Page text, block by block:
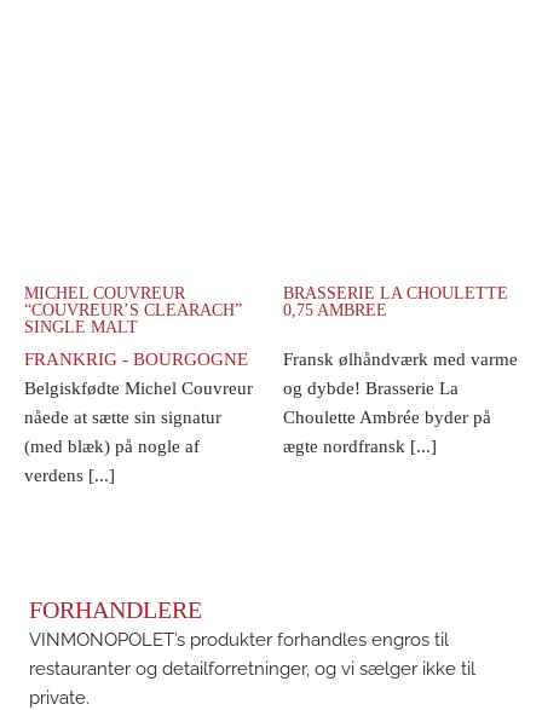
MICHEL COUVREUR
“COUVREUR’S CLEARACH”
SINGLE MALT
FRANKRIG - BOURGOGNE
Belgiskfødte Michel Couvreur
nåede at sætte sin signatur
(med blæk) på nogle af
verdens [...]
BRASSERIE LA CHOULETTE
0,75 AMBREE
Fransk ølhåndværk med varme
og dybde! Brasserie La
Choulette Ambrée byder på
ægte nordfransk [...]
FORHANDLERE
VINMONOPOLET’s produkter forhandles engros til
restauranter og detailforretninger, og vi sælger ikke til
private.